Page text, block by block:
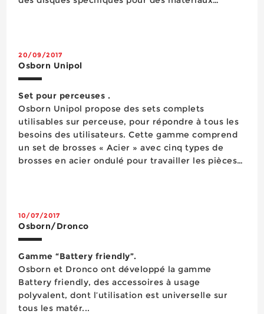
20/09/2017
Osborn Unipol
Set pour perceuses .
Osborn Unipol propose des sets complets
utilisables sur perceuse, pour répondre à tous les
besoins des utilisateurs. Cette gamme comprend
un set de brosses « Acier » avec cinq types de
brosses en acier ondulé pour travailler les pièces
de...
10/07/2017
Osborn/Dronco
Gamme “Battery friendly”.
​Osborn et Dronco ont développé la gamme
Battery friendly, des accessoires à usage
polyvalent, dont l’utilisation est universelle sur
tous les matér...